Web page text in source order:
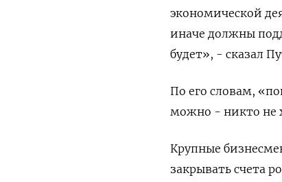
экономической
иначе должны
будет», - сказал
По его словам,
можно - никто не
Крупные
закрывать счета